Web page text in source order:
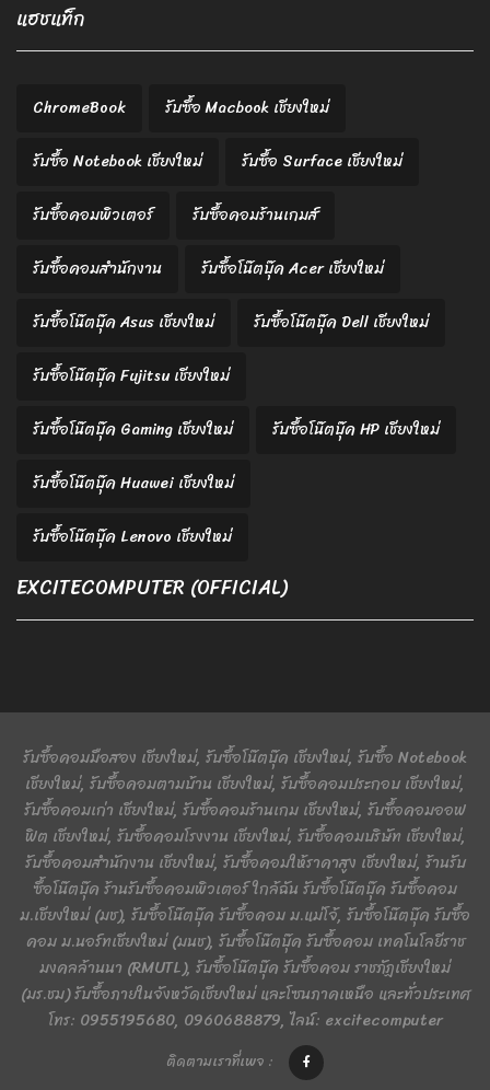
แฮชแท็ก
ChromeBook
รับซื้อ Macbook เชียงใหม่
รับซื้อ Notebook เชียงใหม่
รับซื้อ Surface เชียงใหม่
รับซื้อคอมพิวเตอร์
รับซื้อคอมร้านเกมส์
รับซื้อคอมสำนักงาน
รับซื้อโน๊ตบุ๊ค Acer เชียงใหม่
รับซื้อโน๊ตบุ๊ค Asus เชียงใหม่
รับซื้อโน๊ตบุ๊ค Dell เชียงใหม่
รับซื้อโน๊ตบุ๊ค Fujitsu เชียงใหม่
รับซื้อโน๊ตบุ๊ค Gaming เชียงใหม่
รับซื้อโน๊ตบุ๊ค HP เชียงใหม่
รับซื้อโน๊ตบุ๊ค Huawei เชียงใหม่
รับซื้อโน๊ตบุ๊ค Lenovo เชียงใหม่
EXCITECOMPUTER (OFFICIAL)
รับซื้อคอมมือสอง เชียงใหม่, รับซื้อโน๊ตบุ๊ค เชียงใหม่, รับซื้อ Notebook
เชียงใหม่, รับซื้อคอมตามบ้าน เชียงใหม่, รับซื้อคอมประกอบ เชียงใหม่,
รับซื้อคอมเก่า เชียงใหม่, รับซื้อคอมร้านเกม เชียงใหม่, รับซื้อคอมออฟ
ฟิต เชียงใหม่, รับซื้อคอมโรงงาน เชียงใหม่, รับซื้อคอมบริษัท เชียงใหม่,
รับซื้อคอมสำนักงาน เชียงใหม่, รับซื้อคอมให้ราคาสูง เชียงใหม่, ร้านรับ
ซื้อโน๊ตบุ๊ค ร้านรับซื้อคอมพิวเตอร์ ใกล้ฉัน รับซื้อโน๊ตบุ๊ค รับซื้อคอม
ม.เชียงใหม่ (มช), รับซื้อโน๊ตบุ๊ค รับซื้อคอม ม.แม่โจ้, รับซื้อโน๊ตบุ๊ค รับซื้อ
คอม ม.นอร์ทเชียงใหม่ (มนช), รับซื้อโน๊ตบุ๊ค รับซื้อคอม เทคโนโลยีราช
มงคลล้านนา (RMUTL), รับซื้อโน๊ตบุ๊ค รับซื้อคอม ราชภัฏเชียงใหม่
(มร.ชม) รับซื้อภายในจังหวัดเชียงใหม่ และโซนภาคเหนือ และทั่วประเทศ
โทร: 0955195680, 0960688879, ไลน์: excitecomputer
ติดตามเราที่เพจ :